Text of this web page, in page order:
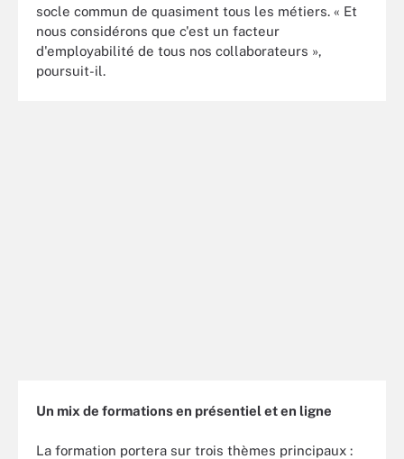
socle commun de quasiment tous les métiers. « Et
nous considérons que c'est un facteur
d'employabilité de tous nos collaborateurs »,
poursuit-il.
Un mix de formations en présentiel et en ligne
La formation portera sur trois thèmes principaux :